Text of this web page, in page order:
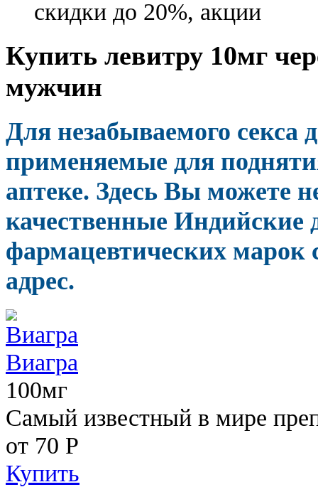
скидки до 20%, акции
Купить левитру 10мг
мужчин
Для незабываемого секса
применяемые для
аптеке. Здесь Вы можете
качественные
фармацевтических марок
адрес.
Виагра
100мг
Самый известный в мире
от 70 Р
Купить